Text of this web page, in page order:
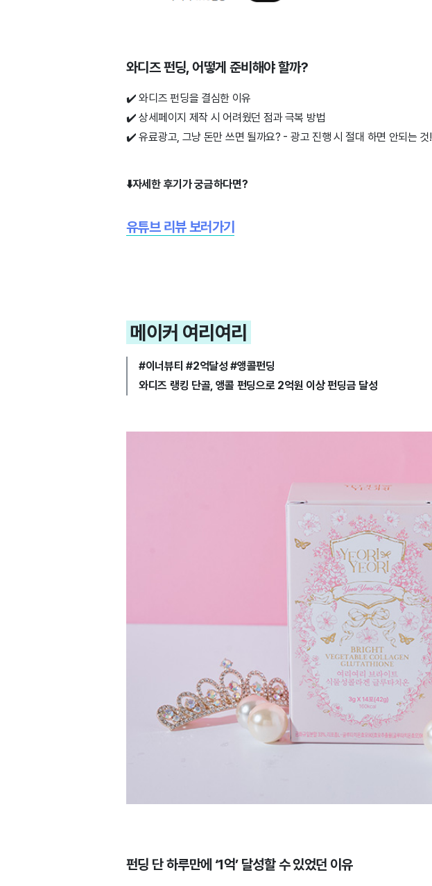
와디즈 펀딩, 어떻게 준비해야 할까?
✔️ 와디즈 펀딩을 결심한 이유
✔️상세페이지 제작 시 어려웠던 점과 극복 방법
✔️유료광고, 그냥 돈만 쓰면 될까요? - 광고 진행 시 절대 하면 안되는 것!
⬇️자세한 후기가 궁금하다면?
유튜브 리뷰 보러가기
메이커 여리여리
#이너뷰티 #2억달성 #앵콜펀딩
와디즈 랭킹 단골, 앵콜 펀딩으로 2억원 이상 펀딩금 달성
펀딩 단 하루만에 ‘1억’ 달성할 수 있었던 이유